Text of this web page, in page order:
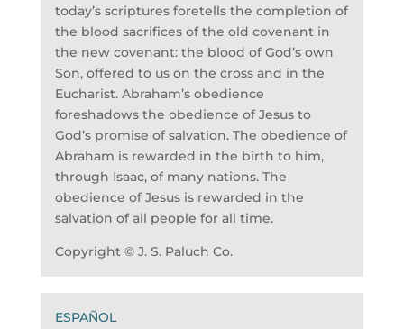
today’s scriptures foretells the completion of
the blood sacrifices of the old covenant in
the new covenant: the blood of God’s own
Son, offered to us on the cross and in the
Eucharist. Abraham’s obedience
foreshadows the obedience of Jesus to
God’s promise of salvation. The obedience of
Abraham is rewarded in the birth to him,
through Isaac, of many nations. The
obedience of Jesus is rewarded in the
salvation of all people for all time.
Copyright © J. S. Paluch Co.